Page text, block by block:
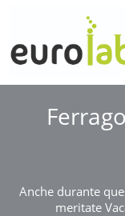
SETTORI DI ANALISI
LAVORA CON NOI
Anche durante
meritate